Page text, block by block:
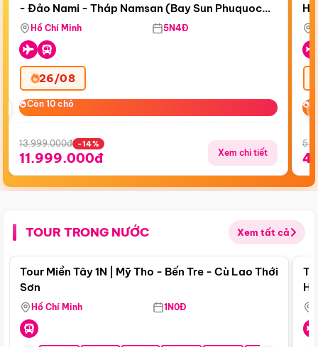
Bay Sun Phuquoc Airways
- Đảo Nami - Tháp Namsan (Bay Sun Phuquoc
Airways)
Hồ Chí Minh 5N4Đ
26/08
Còn 10 chỗ
Còn 10 chỗ
13.999.000đ -14%
11.999.000đ Xem chi tiết
TOUR TRONG NƯỚC Xem tất cả
Điểm nổi bật
Tour Miền Tây 1N | Mỹ Tho - Bến Tre - Cù Lao Thới
Sơn
Hồ Chí Minh 1N0Đ